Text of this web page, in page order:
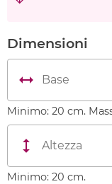
Dimensioni
Minimo: 20 cm.
Minimo: 20 cm.